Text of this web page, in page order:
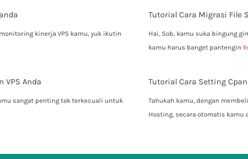
kinerja VPS kamu, yuk ikutin
Tutorial Cara Migrasi File
Hai, Sob, kamu suka bingung
kamu harus banget pantengin
VPS Anda
sangat penting tak terkecuali untuk
Tutorial Cara Setting
Tahukah kamu, dengan
Hosting, secara otomatis kamu